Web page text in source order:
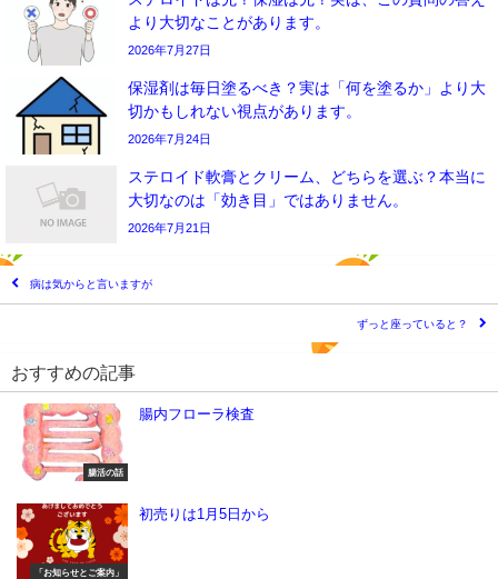
より大切なことがあります。
2026年7月27日
保湿剤は毎日塗るべき？実は「何を塗るか」より大
切かもしれない視点があります。
2026年7月24日
ステロイド軟膏とクリーム、どちらを選ぶ？本当に
大切なのは「効き目」ではありません。
2026年7月21日
病は気からと言いますが
ずっと座っていると？
おすすめの記事
腸活の話
腸内フローラ検査
「お知らせとご案内」
初売りは1月5日から